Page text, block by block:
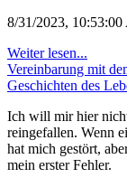
8/31/2023,
Weiter lesen...
Vereinbarung mit
Geschichten des
Ich will mir hier
reingefallen. Wenn
hat mich gestört,
mein erster Fehler.